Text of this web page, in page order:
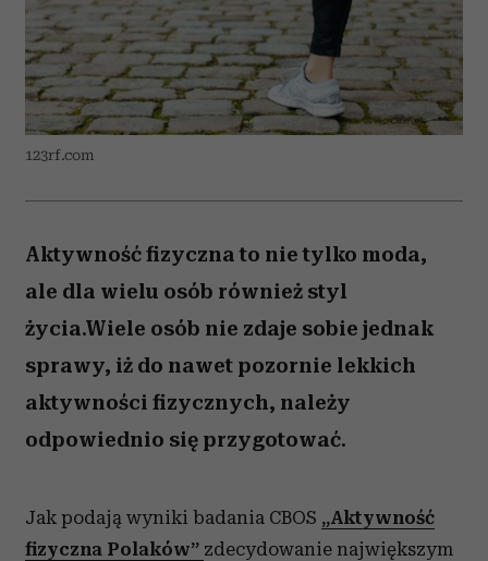
123rf.com
Aktywność fizyczna to nie tylko moda,
ale dla wielu osób również styl
życia.Wiele osób nie zdaje sobie jednak
sprawy, iż do nawet pozornie lekkich
aktywności fizycznych, należy
odpowiednio się przygotować.
Jak podają wyniki badania CBOS „Aktywność
fizyczna Polaków” zdecydowanie największym